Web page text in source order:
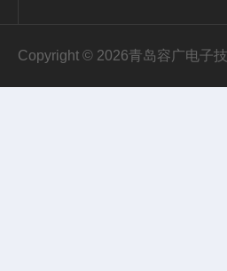
Copyright © 2026青岛容广电子